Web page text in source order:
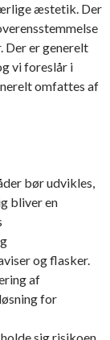
æstetik. Der
er generelt
vi foreslår i
omfattes af
bør udvikles,
bliver en
og flasker.
af
for